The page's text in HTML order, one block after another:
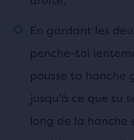
En gardant les
penche-toi
pousse ta hanche
jusqu’à ce que tu
long de la hanche